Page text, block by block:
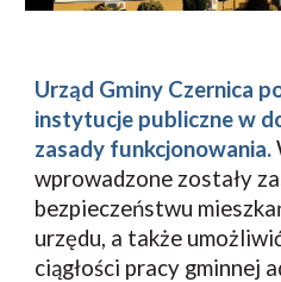
Urząd Gminy Czernica
instytucje publiczne w
zasady funkcjonowania.
wprowadzone zostały
bezpieczeństwu
urzędu, a także
ciągłości pracy gminnej